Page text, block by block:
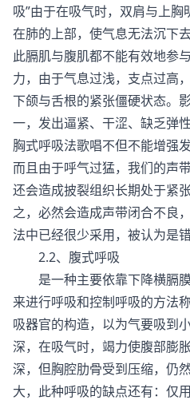
吸”由于在吸气时，双肩与上
在肺的上部，使气息无法沉下
此膈肌与腹肌都不能有效地参
力，由于气息过浅，支点过高
下颌与舌根的紧张僵硬状态。
一，发出逼紧、干涩、缺乏弹
胸式呼吸法歌唱不但不能增强
而且由于呼气过猛，我们的声
还会造成披裂组织长期处于紧
之，必然会造成声带闭合不良
法中已经很少采用，被认为是
2.2、腹式呼吸
是一种主要依靠下降横膈膜
来进行呼吸和控制呼吸的方法
吸器官的构造，以为气要吸到
深，在吸气时，竭力使腹部膨
深，但胸腔肋骨受到压缩，仍
大，此种呼吸的缺点还有：仅